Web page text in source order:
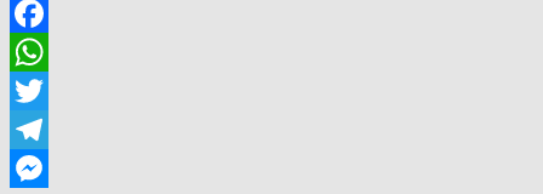
Facebook
WhatsApp
Twitter
Telegram